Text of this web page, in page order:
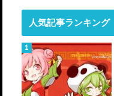
人気記事ランキング